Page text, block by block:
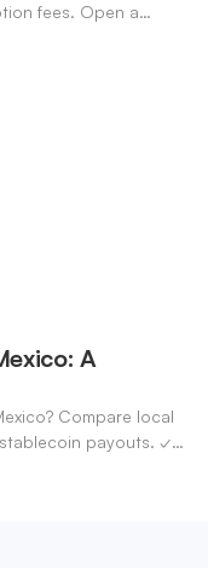
fees. Open a
A
Compare local
stablecoin payouts. ✓